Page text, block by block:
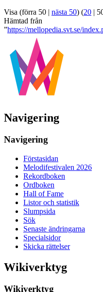
Visa (förra 50 | nästa 50) (20 |
Hämtad från
”https://mellopedia.svt.se/
Navigering
Navigering
Förstasidan
Melodifestivalen 2026
Rekordboken
Ordboken
Hall of Fame
Listor och statistik
Slumpsida
Sök
Senaste ändringarna
Specialsidor
Skicka rättelser
Wikiverktyg
Wikiverktyg